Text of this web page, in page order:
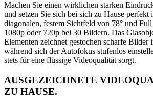
Machen Sie einen wirklichen starken
und setzen Sie sich bei sich zu Hause perfekt
diagonalen, festem Sichtfeld von 78° und
1080p oder 720p bei 30 Bildern. Das
Elementen zeichnet gestochen scharfe Bilder
während sich der Autofokus stufenlos
stets für eine flüssige Videoqualität sorgt.
AUSGEZEICHNETE
ZU HAUSE.